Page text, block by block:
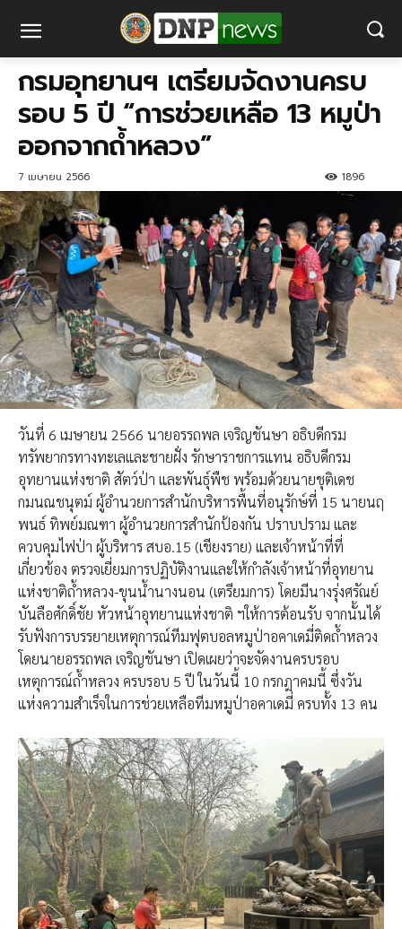
กรมอุทยานฯ เตรียมจัดงานครบ
รอบ 5 ปี “การช่วยเหลือ 13 หมูป่า
ออกจากถ้ำหลวง”
7 เมษายน 2566 1896
วันที่ 6 เมษายน 2566 นายอรรถพล เจริญชันษา อธิบดีกรม
ทรัพยากรทางทะเลและชายฝั่ง รักษาราชการแทน อธิบดีกรม
อุทยานแห่งชาติ สัตว์ป่า และพันธุ์พืช พร้อมด้วยนายชุติเดช
กมนณชนุตม์ ผู้อำนวยการสำนักบริหารพื้นที่อนุรักษ์ที่ 15 นายนฤ
พนธ์ ทิพย์มณฑา ผู้อำนวยการสำนักป้องกัน ปราบปราม และ
ควบคุมไฟป่า ผู้บริหาร สบอ.15 (เชียงราย) และเจ้าหน้าที่ที่
เกี่ยวข้อง ตรวจเยี่ยมการปฏิบัติงานและให้กำลังเจ้าหน้าที่อุทยาน
แห่งชาติถ้ำหลวง-ขุนน้ำนางนอน (เตรียมการ) โดยมีนางรุ่งศรัณย์
บันลือศักดิ์ชัย หัวหน้าอุทยานแห่งชาติ ฯให้การต้อนรับ จากนั้นได้
รับฟังการบรรยายเหตุการณ์ทีมฟุตบอลหมูป่าอคาเดมี่ติดถ้ำหลวง
โดยนายอรรถพล เจริญชันษา เปิดเผยว่าจะจัดงานครบรอบ
เหตุการณ์ถ้ำหลวง ครบรอบ 5 ปี ในวันนี้ 10 กรกฎาคมนี้ ซึ่งวัน
แห่งความสำเร็จในการช่วยเหลือทีมหมูป่าอคาเดมี่ ครบทั้ง 13 คน